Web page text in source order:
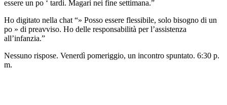
essere un po ‘ tardi. Magari nei fine settimana.”
Ho digitato nella chat “» Posso essere flessibile, solo bisogno di un
po » di preavviso. Ho delle responsabilità per l’assistenza
all’infanzia.”
Nessuno rispose. Venerdì pomeriggio, un incontro spuntato. 6:30 p.
m.